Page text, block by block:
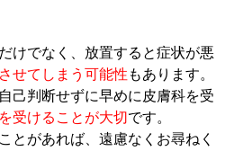
けでなく、放置すると症状が悪
せてしまう可能性 もあります。
己判断せずに早めに皮膚科を受
受けることが大切です。
とがあれば、遠慮なくお尋ねく